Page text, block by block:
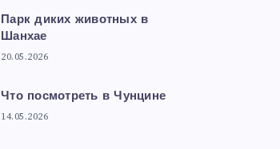
Парк диких животных в
Шанхае
20.05.2026
Что посмотреть в Чунцине
14.05.2026